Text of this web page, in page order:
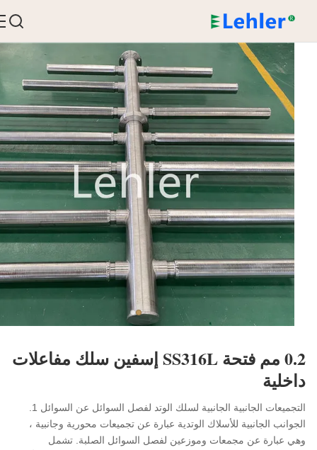
0.2 مم فتحة SS316L إسفين سلك مفاعلات
التجميعات الجانبية الجانبية لسلك الوتد لفصل السوائل عن السوائل 1.
الجانبية للأسلاك الوتدية عبارة عن تجميعات محورية وجانبية ،
عبارة عن مجمعات وموزعين لفصل السوائل الصلبة. تشمل